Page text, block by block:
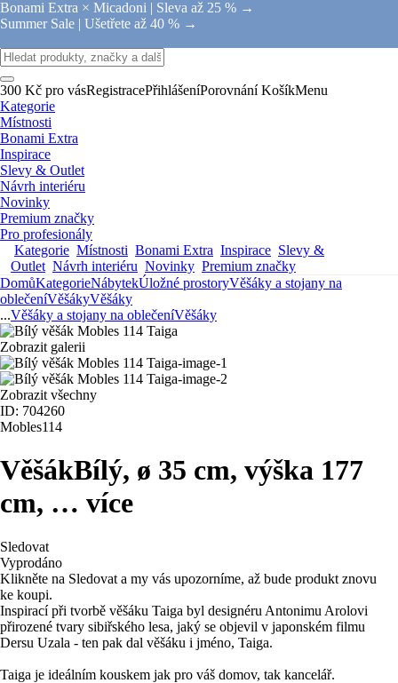
Bonami Extra × Micadoni | Sleva až 25 % →
Summer Sale | Ušetřete až 40 % →
300 Kč pro vásRegistracePřihlášeníPorovnání KošíkMenu
Kategorie
Místnosti
Bonami Extra
Inspirace
Slevy & Outlet
Návrh interiéru
Novinky
Premium značky
Pro profesionály
Kategorie Místnosti Bonami Extra Inspirace Slevy &
Outlet Návrh interiéru Novinky Premium značky
DomůKategorieNábytekÚložné prostoryVěšáky a stojany na
oblečeníVěšákyVěšáky
...Věšáky a stojany na oblečeníVěšáky
Zobrazit galerii
Zobrazit všechny
ID: 704260
Mobles114
VěšákBílý, ø 35 cm, výška 177
cm, … více
Sledovat
Vyprodáno
Klikněte na Sledovat a my vás upozorníme, až bude produkt znovu
ke koupi.
Inspirací při tvorbě věšáku Taiga byl designéru Antonimu Arolovi
přirozené tvary sibiřského lesa, jaký se objevil v japonském filmu
Dersu Uzala - ten pak dal věšáku i jméno, Taiga.
Taiga je ideálním kouskem jak pro váš domov, tak kancelář.